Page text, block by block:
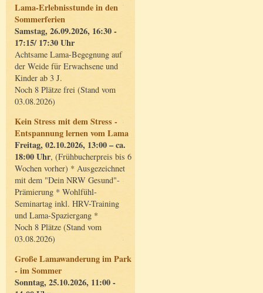
Lama-Erlebnisstunde in den
Sommerferien
Samstag, 26.09.2026, 16:30 -
17:15/ 17:30 Uhr
Achtsame Lama-Begegnung auf
der Weide für Erwachsene und
Kinder ab 3 J.
Noch 8 Plätze frei (Stand vom
03.08.2026)
Kein Stress mit dem Stress -
Entspannung lernen vom Lama
Freitag, 02.10.2026, 13:00 – ca.
18:00 Uhr, (Frühbucherpreis bis 6
Wochen vorher) * Ausgezeichnet
mit dem "Dein NRW Gesund"-
Prämierung * Wohlfühl-
Seminartag inkl. HRV-Training
und Lama-Spaziergang *
Noch 8 Plätze (Stand vom
03.08.2026)
Große Lamawanderung im Park
- im Sommer
Sonntag, 25.10.2026, 11:00 -